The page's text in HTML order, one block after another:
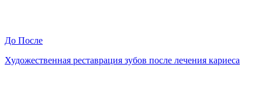
До После
Художественная реставрация зубов после лечения кариеса